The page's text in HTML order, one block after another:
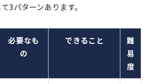
3パターンあります。
必要なも
の
できること
難
易
度